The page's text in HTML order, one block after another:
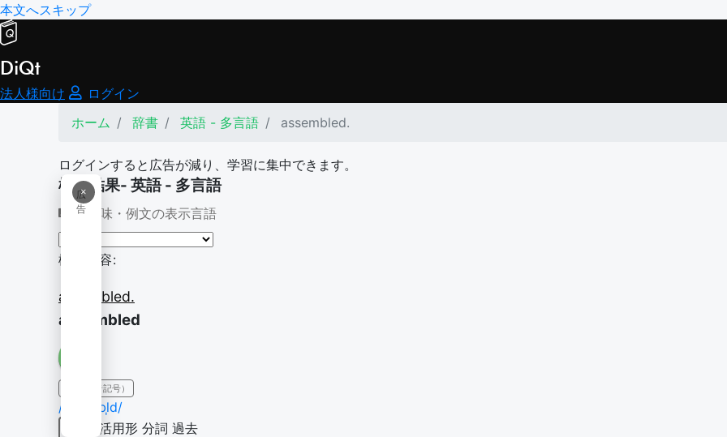
本文へスキップ
DiQt
法人様向け
ログイン
ホーム
辞書 英語 - 多言語 assembled.
ログインすると広告が減り、学習に集中できます。
×
広
告
検索結果- 英語 - 多言語
意味・例文の表示言語
検索内容:
assembled.
assembled
IPA（発音記号）
/əˈsɛmbl̩d/
活用形 分詞 過去